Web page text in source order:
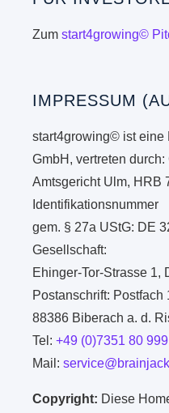
Zumstart4growing©
IMPRESSUM
start4growing© ist
GmbH, vertreten
Amtsgericht Ulm, HRB
Identifikationsnummer
gem. § 27a UStG: DE
Gesellschaft:
Ehinger-Tor-Strasse 1,
Postanschrift: Postfach
88386 Biberach a. d.
Tel:+49 (0)7351 80
Mail:
Copyright: Diese